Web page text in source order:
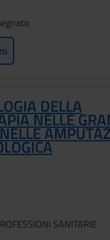
DELLA
NELLE
SANITARIE